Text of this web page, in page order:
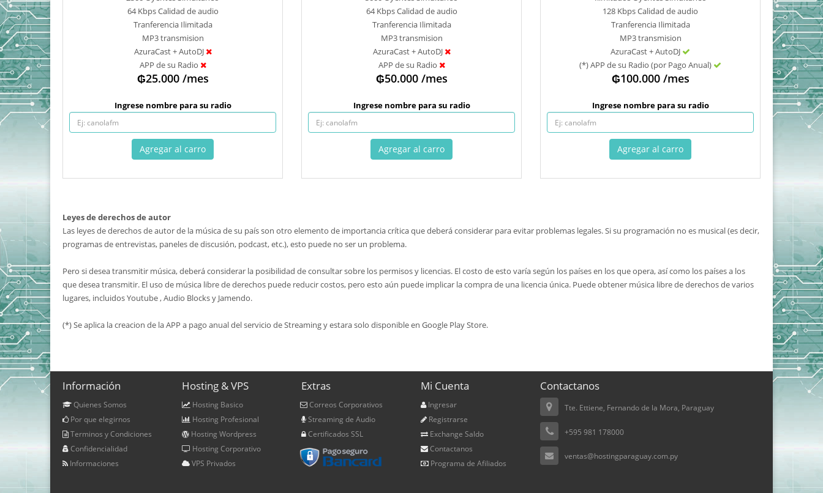
64 Kbps Calidad de audio
Tranferencia Ilimitada
MP3 transmision
AzuraCast + AutoDJ
APP de su Radio
₲25.000 /mes
Ingrese nombre para su radio
64 Kbps Calidad de audio
Tranferencia Ilimitada
MP3 transmision
AzuraCast + AutoDJ
APP de su Radio
₲50.000 /mes
Ingrese nombre para su radio
128 Kbps Calidad de audio
Tranferencia Ilimitada
MP3 transmision
AzuraCast + AutoDJ
(*) APP de su Radio (por Pago Anual)
₲100.000 /mes
Ingrese nombre para su radio
Leyes de derechos de autor
Las leyes de derechos de autor de la música de su país son otro elemento de importancia crítica que deberá considerar para evitar problemas legales. Si su programación no es musical (es decir,
programas de entrevistas, paneles de discusión, podcast, etc.), esto puede no ser un problema.
Pero si desea transmitir música, deberá considerar la posibilidad de consultar sobre los permisos y licencias. El costo de esto varía según los países en los que opera, así como los países a los
que desea transmitir. El uso de música libre de derechos puede reducir costos, pero esto aún puede implicar la compra de una licencia única. Puede obtener música libre de derechos de varios
lugares, incluidos Youtube , Audio Blocks y Jamendo.
(*) Se aplica la creacion de la APP a pago anual del servicio de Streaming y estara solo disponible en Google Play Store.
Información
Quienes Somos
Por que elegirnos
Terminos y Condiciones
Confidencialidad
Informaciones
Hosting & VPS
Hosting Basico
Hosting Profesional
Hosting Wordpress
Hosting Corporativo
VPS Privados
Extras
Correos Corporativos
Streaming de Audio
Certificados SSL
Mi Cuenta
Ingresar
Registrarse
Exchange Saldo
Contactanos
Programa de Afiliados
Contactanos
Tte. Ettiene, Fernando de la Mora, Paraguay
+595 981 178000
ventas@hostingparaguay.com.py